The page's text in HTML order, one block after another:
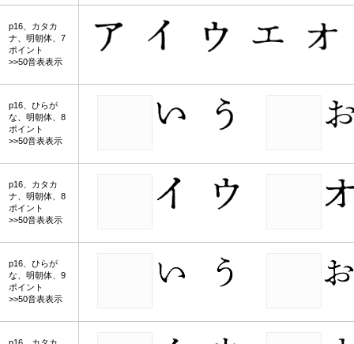
p16、カタカ
ナ、明朝体、7
ポイント
>>50音表表示
p16、ひらが
な、明朝体、8
ポイント
>>50音表表示
p16、カタカ
ナ、明朝体、8
ポイント
>>50音表表示
p16、ひらが
な、明朝体、9
ポイント
>>50音表表示
p16、カタカ